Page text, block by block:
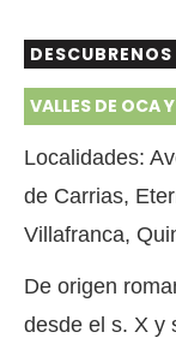
DESCUBRENOS
VALLES DE OCA
Localidades:
de Carrias,
Villafranca,
De origen
desde el s. X y